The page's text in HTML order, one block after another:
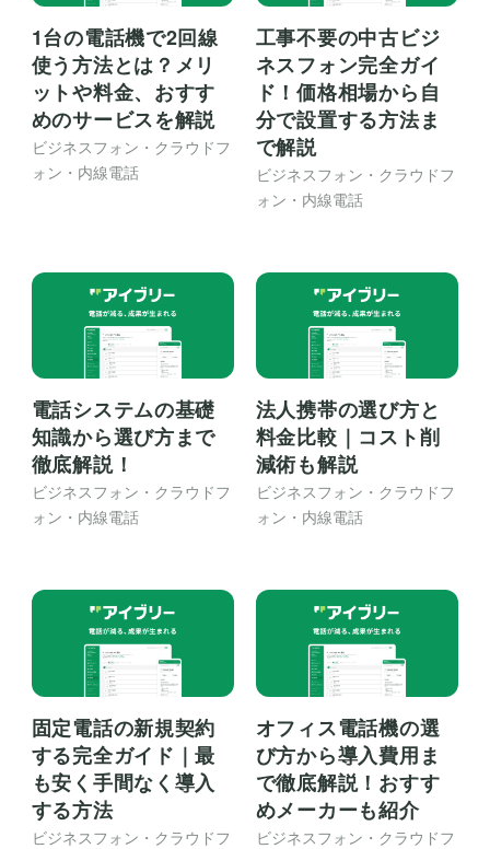
1台の電話機で2回線
使う方法とは？メリ
ットや料金、おすす
めのサービスを解説
ビジネスフォン・クラウドフ
ォン・内線電話
工事不要の中古ビジ
ネスフォン完全ガイ
ド！価格相場から自
分で設置する方法ま
で解説
ビジネスフォン・クラウドフ
ォン・内線電話
電話システムの基礎
知識から選び方まで
徹底解説！
ビジネスフォン・クラウドフ
ォン・内線電話
法人携帯の選び方と
料金比較｜コスト削
減術も解説
ビジネスフォン・クラウドフ
ォン・内線電話
固定電話の新規契約
する完全ガイド｜最
も安く手間なく導入
する方法
ビジネスフォン・クラウドフ
オフィス電話機の選
び方から導入費用ま
で徹底解説！おすす
めメーカーも紹介
ビジネスフォン・クラウドフ